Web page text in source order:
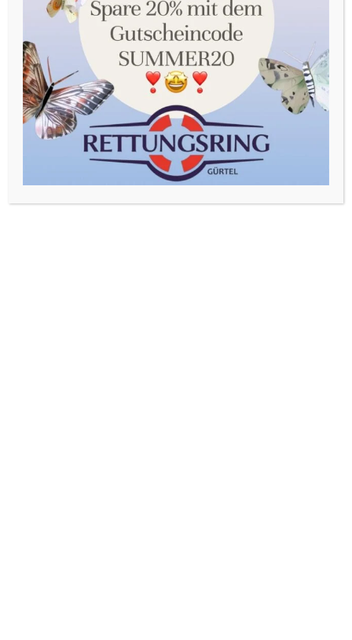
Auswahl jederzeit unter Einstellungen widerrufen oder
Einstellungen Akzeptieren